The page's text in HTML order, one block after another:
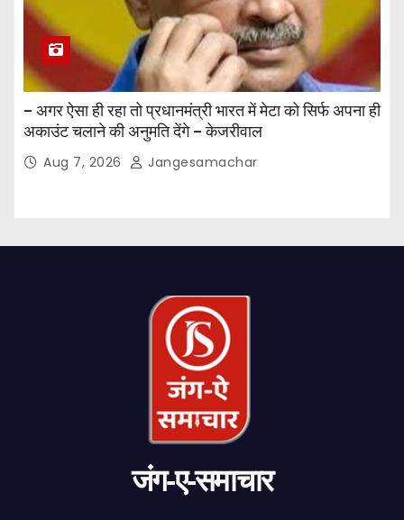
– अगर ऐसा ही रहा तो प्रधानमंत्री भारत में मेटा को सिर्फ अपना ही
अकाउंट चलाने की अनुमति देंगे – केजरीवाल
Aug 7, 2026 Jangesamachar
जंग-ए-समाचार